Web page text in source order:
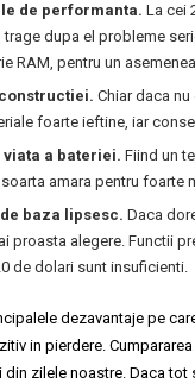
de performanta. La cei
trage dupa el probleme
RAM, pentru un
Chiar daca
foarte ieftine, iar
viata a bateriei. Fiind un
amara pentru foarte
baza lipsesc. Daca
proasta alegere. Functii
de dolari sunt insuficienti.
dezavantaje pe
in pierdere.
din zilele noastre. Daca